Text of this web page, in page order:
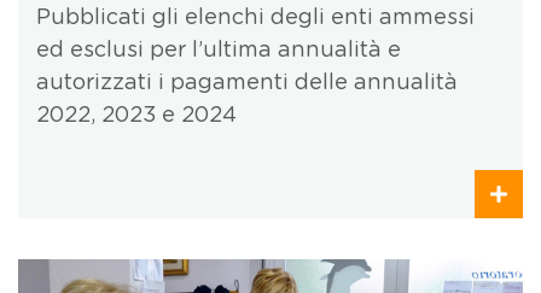
Pubblicati gli elenchi degli enti ammessi
ed esclusi per l’ultima annualità e
autorizzati i pagamenti delle annualità
2022, 2023 e 2024